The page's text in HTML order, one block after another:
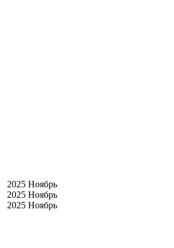
2025 Ноябрь
2025 Ноябрь
2025 Ноябрь